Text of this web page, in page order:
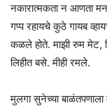
नकारात्मकता न आणता
गप्प रहायचे कुठे गायब
कळले होते. माझी रुम मेट,
लिहीत बसे. मीही रमले.
मुलगा सुनेच्या